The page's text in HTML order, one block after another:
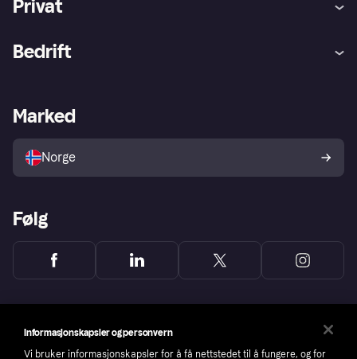
Privat
Utforsk butikker
Bedrift
Merchant portal
Marked
Norge
Følg
Informasjonskapsler og personvern
Vi bruker informasjonskapsler for å få nettstedet til å fungere, og for